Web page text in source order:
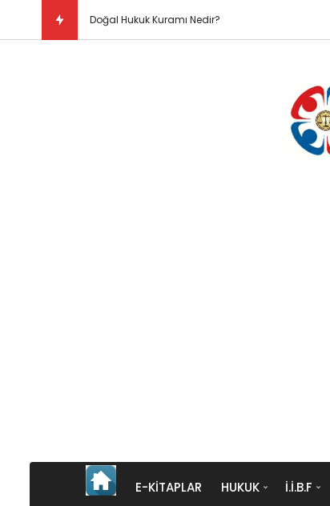
Doğal Hukuk Kuramı Nedir?
E-KITAPLAR HUKUK İ.İ.B.F